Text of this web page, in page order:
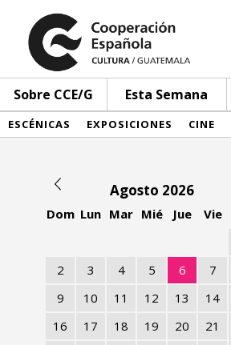
Sobre CCE/G Esta Semana
ESCÉNICAS EXPOSICIONES CINE
Agosto 2026
Dom Lun Mar Mié Jue Vie
2
3 4 5 6 7
9
10 11 12 13 14
16
17 18 19 20 21